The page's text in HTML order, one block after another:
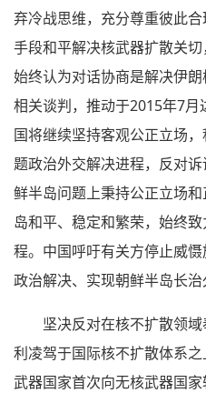
弃冷战思维，充分尊重彼此
手段和平解决核武器扩散关
始终认为对话协商是解决伊
相关谈判，推动于2015年7
国将继续坚持客观公正立场
题政治外交解决进程，反对
鲜半岛问题上秉持公正立场
岛和平、稳定和繁荣，始终
程。中国呼吁有关方停止威
政治解决、实现朝鲜半岛长治
坚决反对在核不扩散领
利凌驾于国际核不扩散体系
武器国家首次向无核武器国